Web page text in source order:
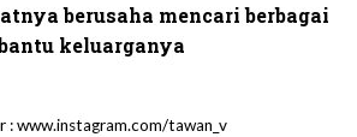
berusaha mencari berbagai
keluarganya
: www.instagram.com/tawan_v